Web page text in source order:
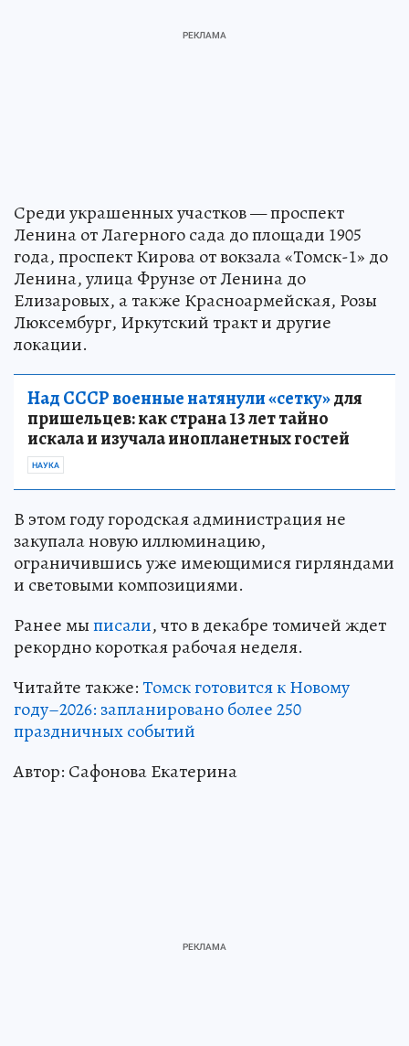
Среди украшенных участков — проспект
Ленина от Лагерного сада до площади 1905
года, проспект Кирова от вокзала «Томск-1» до
Ленина, улица Фрунзе от Ленина до
Елизаровых, а также Красноармейская, Розы
Люксембург, Иркутский тракт и другие
локации.
Над СССР военные натянули «сетку»для
пришельцев: как страна 13 лет тайно
искала и изучала инопланетных гостей
НАУКА
В этом году городская администрация не
закупала новую иллюминацию,
ограничившись уже имеющимися гирляндами
и световыми композициями.
Ранее мыписали, что в декабре томичей ждет
рекордно короткая рабочая неделя.
Читайте также:Томск готовится к Новому
году–2026: запланировано более 250
праздничных событий
Автор: Сафонова Екатерина